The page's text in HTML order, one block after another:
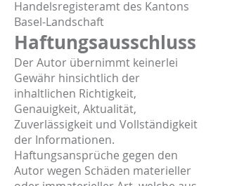
Handelsregisteramt des Kantons
Basel-Landschaft
Haftungsausschluss
Der Autor übernimmt keinerlei
Gewähr hinsichtlich der
inhaltlichen Richtigkeit,
Genauigkeit, Aktualität,
Zuverlässigkeit und Vollständigkeit
der Informationen.
Haftungsansprüche gegen den
Autor wegen Schäden materieller